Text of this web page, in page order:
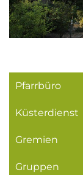
Pfarrbüro
Küsterdienst
Gremien
Gruppen